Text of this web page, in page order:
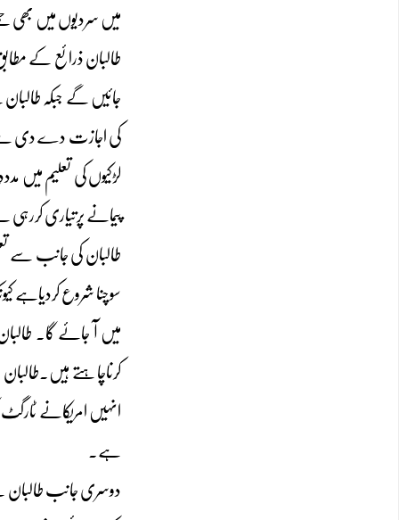
میں سردیوں میں بھی
طالبان ذرائع کے
جائیں گے جبکہ
کی اجازت دے دی ہے جس
لڑکیوں کی تعلیم
پیمانے پرتیاری کررہی
طالبان کی جانب سے
میں آ جائے گا۔
کرناچاہتے
انہیں امریکانے
ہے۔